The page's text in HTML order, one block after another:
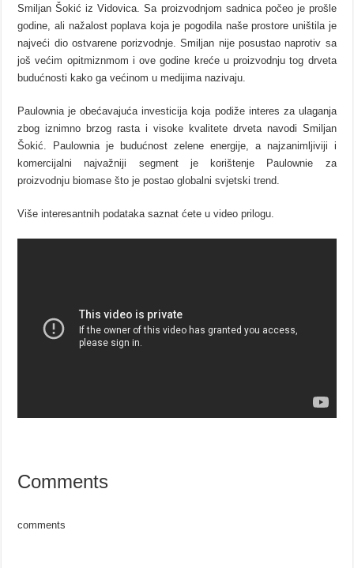
Smiljan Šokić iz Vidovica. Sa proizvodnjom sadnica počeo je prošle
godine, ali nažalost poplava koja je pogodila naše prostore uništila je
najveći dio ostvarene porizvodnje. Smiljan nije posustao naprotiv sa
još većim opitmiznmom i ove godine kreće u proizvodnju tog drveta
budućnosti kako ga većinom u medijima nazivaju.
Paulownia je obećavajuća investicija koja podiže interes za ulaganja
zbog iznimno brzog rasta i visoke kvalitete drveta navodi Smiljan
Šokić. Paulownia je budućnost zelene energije, a najzanimljiviji i
komercijalni najvažniji segment je korištenje Paulownie za
proizvodnju biomase što je postao globalni svjetski trend.
Više interesantnih podataka saznat ćete u video prilogu.
Comments
comments